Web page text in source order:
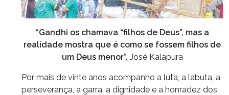
“Gandhi os chamava “filhos de Deus”, mas a
realidade mostra que é como se fossem filhos de
um Deus menor”, José Kalapura
Por mais de vinte anos acompanho a luta, a labuta, a
perseverança, a garra, a dignidade e a honradez dos